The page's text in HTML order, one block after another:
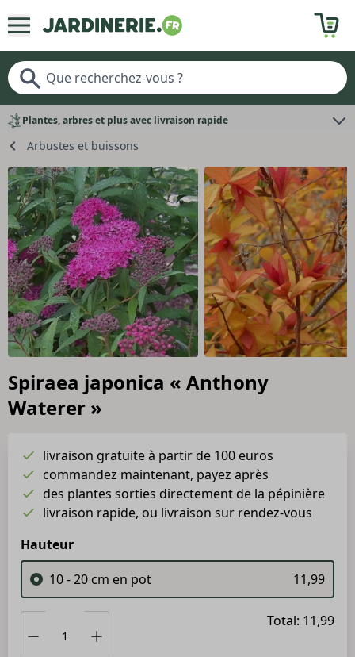
Plantes, arbres et plus avec livraison rapide
Arbustes et buissons
Spiraea japonica « Anthony
Waterer »
livraison gratuite à partir de 100 euros
commandez maintenant, payez après
des plantes sorties directement de la pépinière
livraison rapide, ou livraison sur rendez-vous
Hauteur
10 - 20 cm en pot
11,99
Total: 11,99